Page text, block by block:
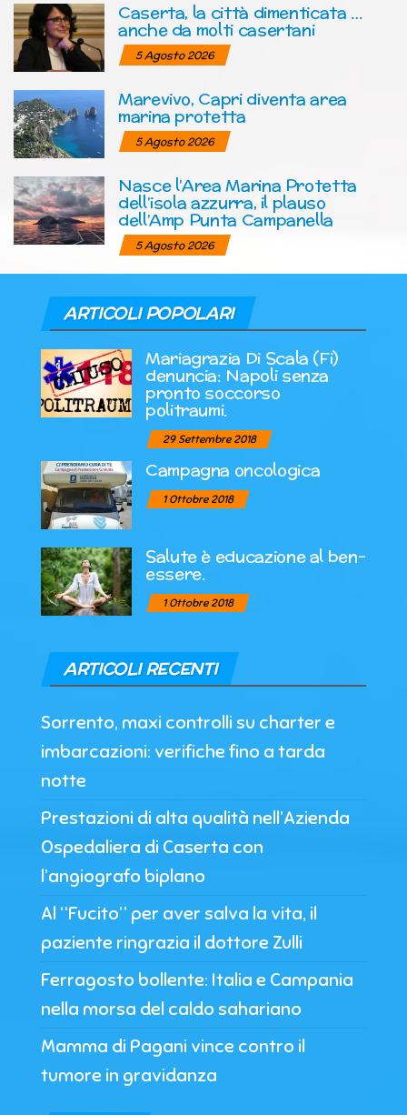
Caserta, la città dimenticata …
anche da molti casertani
5 Agosto 2026
Marevivo, Capri diventa area
marina protetta
5 Agosto 2026
Nasce l’Area Marina Protetta
dell’isola azzurra, il plauso
dell’Amp Punta Campanella
5 Agosto 2026
ARTICOLI POPOLARI
Mariagrazia Di Scala (Fi)
denuncia: Napoli senza
pronto soccorso
politraumi.
29 Settembre 2018
Campagna oncologica
1 Ottobre 2018
Salute è educazione al ben-
essere.
1 Ottobre 2018
ARTICOLI RECENTI
Sorrento, maxi controlli su charter e
imbarcazioni: verifiche fino a tarda
notte
Prestazioni di alta qualità nell’Azienda
Ospedaliera di Caserta con
l’angiografo biplano
Al “Fucito” per aver salva la vita, il
paziente ringrazia il dottore Zulli
Ferragosto bollente: Italia e Campania
nella morsa del caldo sahariano
Mamma di Pagani vince contro il
tumore in gravidanza